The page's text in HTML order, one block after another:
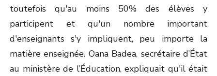
toutefois qu'au moins 50% des élèves y
participent et qu'un nombre important
d'enseignants s'y impliquent, peu importe la
matière enseignée. Oana Badea, secrétaire d’État
au ministère de l’Éducation, expliquait qu'il était